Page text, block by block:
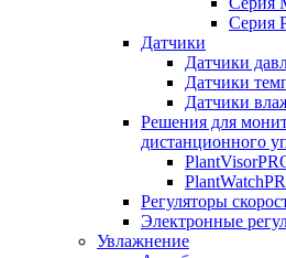
Серия
Датчики
Датчики
Датчики
Датчики
Решения для
дистанционного
Регуляторы
Электронные
Увлажнение